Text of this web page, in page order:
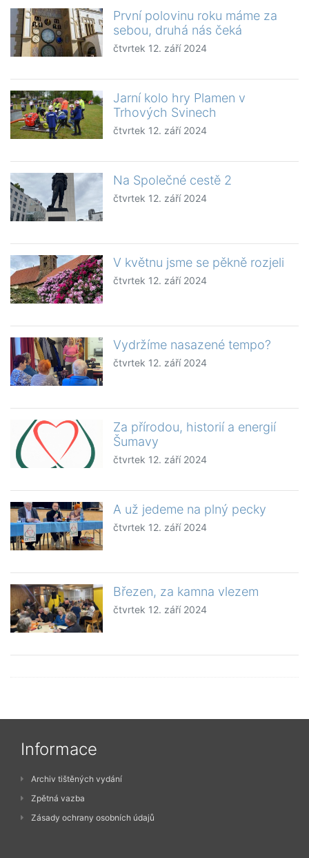
První polovinu roku máme za
sebou, druhá nás čeká
čtvrtek 12. září 2024
Jarní kolo hry Plamen v
Trhových Svinech
čtvrtek 12. září 2024
Na Společné cestě 2
čtvrtek 12. září 2024
V květnu jsme se pěkně rozjeli
čtvrtek 12. září 2024
Vydržíme nasazené tempo?
čtvrtek 12. září 2024
Za přírodou, historií a energií
Šumavy
čtvrtek 12. září 2024
A už jedeme na plný pecky
čtvrtek 12. září 2024
Březen, za kamna vlezem
čtvrtek 12. září 2024
Informace
Archiv tištěných vydání
Zpětná vazba
Zásady ochrany osobních údajů